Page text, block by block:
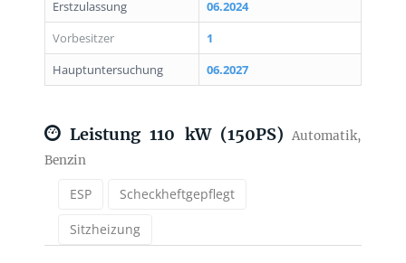
Erstzulassung
06.2024
Vorbesitzer
1
Hauptuntersuchung
06.2027
Leistung110 kW (150PS) Automatik,
Benzin
ESP Scheckheftgepflegt
Sitzheizung